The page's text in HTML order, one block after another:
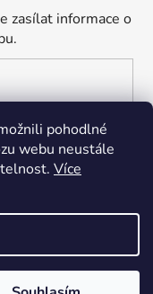
pohodlné
webu neustále
Více
zasílat informace o
ochrany